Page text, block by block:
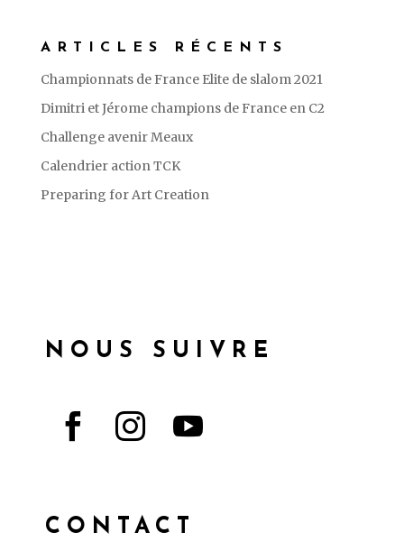
ARTICLES RÉCENTS
Championnats de France Elite de slalom 2021
Dimitri et Jérome champions de France en C2
Challenge avenir Meaux
Calendrier action TCK
Preparing for Art Creation
NOUS SUIVRE
  
CONTACT